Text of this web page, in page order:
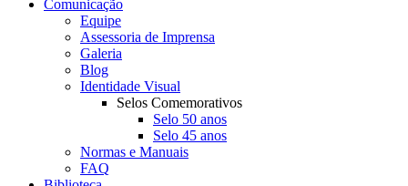
Comunicação
Equipe
Assessoria de Imprensa
Galeria
Blog
Identidade Visual
Selos Comemorativos
Selo 50 anos
Selo 45 anos
Normas e Manuais
FAQ